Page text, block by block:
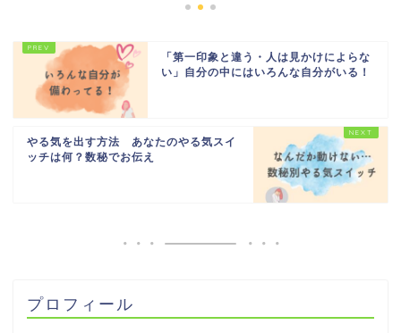
「第一印象と違う・人は見かけによらな
い」自分の中にはいろんな自分がいる！
やる気を出す方法 あなたのやる気スイ
ッチは何？数秘でお伝え
プロフィール